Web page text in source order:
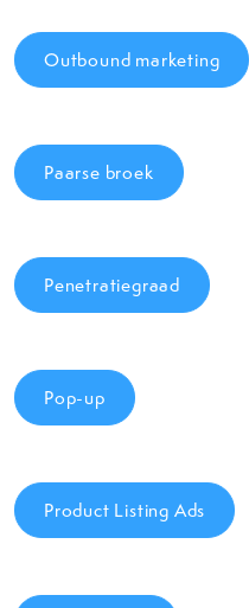
Outbound marketing
Paarse broek
Penetratiegraad
Pop-up
Product Listing Ads